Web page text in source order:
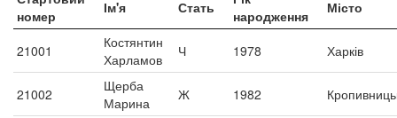
номер
Ім'я Стать
народження
Місто
21001
Костянтин
Харламов
Ч 1978 Харків
21002
Щерба
Марина
Ж 1982